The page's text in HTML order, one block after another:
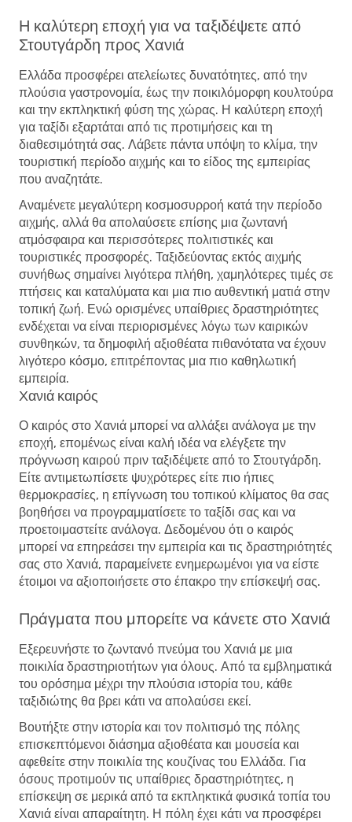
Η καλύτερη εποχή για να ταξιδέψετε από
Στουτγάρδη προς Χανιά
Ελλάδα προσφέρει ατελείωτες δυνατότητες, από την
πλούσια γαστρονομία, έως την ποικιλόμορφη κουλτούρα
και την εκπληκτική φύση της χώρας. Η καλύτερη εποχή
για ταξίδι εξαρτάται από τις προτιμήσεις και τη
διαθεσιμότητά σας. Λάβετε πάντα υπόψη το κλίμα, την
τουριστική περίοδο αιχμής και το είδος της εμπειρίας
που αναζητάτε.
Αναμένετε μεγαλύτερη κοσμοσυρροή κατά την περίοδο
αιχμής, αλλά θα απολαύσετε επίσης μια ζωντανή
ατμόσφαιρα και περισσότερες πολιτιστικές και
τουριστικές προσφορές. Ταξιδεύοντας εκτός αιχμής
συνήθως σημαίνει λιγότερα πλήθη, χαμηλότερες τιμές σε
πτήσεις και καταλύματα και μια πιο αυθεντική ματιά στην
τοπική ζωή. Ενώ ορισμένες υπαίθριες δραστηριότητες
ενδέχεται να είναι περιορισμένες λόγω των καιρικών
συνθηκών, τα δημοφιλή αξιοθέατα πιθανότατα να έχουν
λιγότερο κόσμο, επιτρέποντας μια πιο καθηλωτική
εμπειρία.
Χανιά καιρός
Ο καιρός στο Χανιά μπορεί να αλλάξει ανάλογα με την
εποχή, επομένως είναι καλή ιδέα να ελέγξετε την
πρόγνωση καιρού πριν ταξιδέψετε από το Στουτγάρδη.
Είτε αντιμετωπίσετε ψυχρότερες είτε πιο ήπιες
θερμοκρασίες, η επίγνωση του τοπικού κλίματος θα σας
βοηθήσει να προγραμματίσετε το ταξίδι σας και να
προετοιμαστείτε ανάλογα. Δεδομένου ότι ο καιρός
μπορεί να επηρεάσει την εμπειρία και τις δραστηριότητές
σας στο Χανιά, παραμείνετε ενημερωμένοι για να είστε
έτοιμοι να αξιοποιήσετε στο έπακρο την επίσκεψή σας.
Πράγματα που μπορείτε να κάνετε στο Χανιά
Εξερευνήστε το ζωντανό πνεύμα του Χανιά με μια
ποικιλία δραστηριοτήτων για όλους. Από τα εμβληματικά
του ορόσημα μέχρι την πλούσια ιστορία του, κάθε
ταξιδιώτης θα βρει κάτι να απολαύσει εκεί.
Βουτήξτε στην ιστορία και τον πολιτισμό της πόλης
επισκεπτόμενοι διάσημα αξιοθέατα και μουσεία και
αφεθείτε στην ποικιλία της κουζίνας του Ελλάδα. Για
όσους προτιμούν τις υπαίθριες δραστηριότητες, η
επίσκεψη σε μερικά από τα εκπληκτικά φυσικά τοπία του
Χανιά είναι απαραίτητη. Η πόλη έχει κάτι να προσφέρει